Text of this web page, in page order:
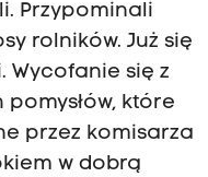
Przypominali
rolników. Już się
Wycofanie się z
które
przez komisarza
w dobrą